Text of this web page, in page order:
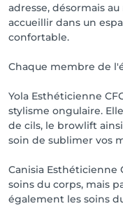
adresse, désormais
accueillir dans un
confortable.
Chaque membre de
Yola Esthéticienne
stylisme ongulaire.
de cils, le browlift
soin de sublimer vos
Canisia Esthéticienne
soins du corps, mais
également les soins